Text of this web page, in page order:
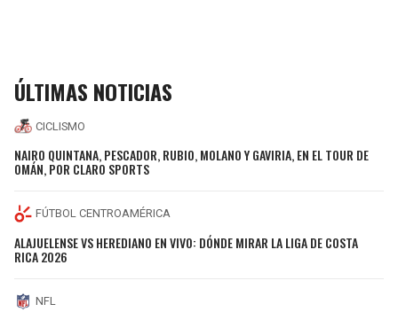
ÚLTIMAS NOTICIAS
CICLISMO
NAIRO QUINTANA, PESCADOR, RUBIO, MOLANO Y GAVIRIA, EN EL TOUR DE
OMÁN, POR CLARO SPORTS
FÚTBOL CENTROAMÉRICA
ALAJUELENSE VS HEREDIANO EN VIVO: DÓNDE MIRAR LA LIGA DE COSTA
RICA 2026
NFL